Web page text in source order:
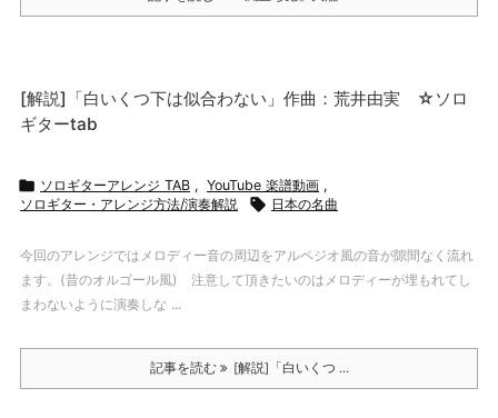
[解説]「白いくつ下は似合わない」作曲：荒井由実 ☆ソロ
ギターtab
 ソロギターアレンジ TAB , YouTube 楽譜動画 ,
ソロギター・アレンジ方法/演奏解説
 日本の名曲
今回のアレンジではメロディー音の周辺をアルペジオ風の音が隙間なく流れ
ます。(昔のオルゴール風) 注意して頂きたいのはメロディーが埋もれてし
まわないように演奏しな ...
記事を読む [解説]「白いくつ ...